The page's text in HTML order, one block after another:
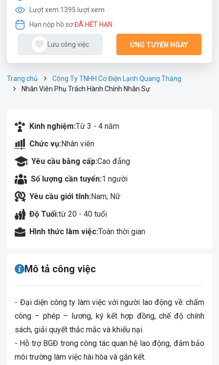
Lượt xem:1395 lượt xem
Hạn nộp hồ sơ:ĐÃ HẾT HẠN
Lưu công việc ỨNG TUYỂN NGAY
Trang chủ
Công Ty TNHH Cơ Điện Lạnh Quang Thắng
Nhân Viên Phụ Trách Hành Chính Nhân Sự
Kinh nghiệm:Từ 3 - 4 năm
Chức vụ:Nhân viên
Yêu cầu bằng cấp:Cao đẳng
Số lượng cần tuyển:1 người
Yêu cầu giới tính:Nam, Nữ
Độ Tuổi:từ 20 - 40 tuổi
Hình thức làm việc:Toàn thời gian
Mô tả công việc
- Đại diện công ty làm việc với người lao động về: chấm
công – phép – lương, ký kết hợp đồng, chế độ chính
sách, giải quyết thắc mắc và khiếu nại.
- Hỗ trợ BGĐ trong công tác quan hệ lao động, đảm bảo
môi trường làm việc hài hòa và gắn kết.